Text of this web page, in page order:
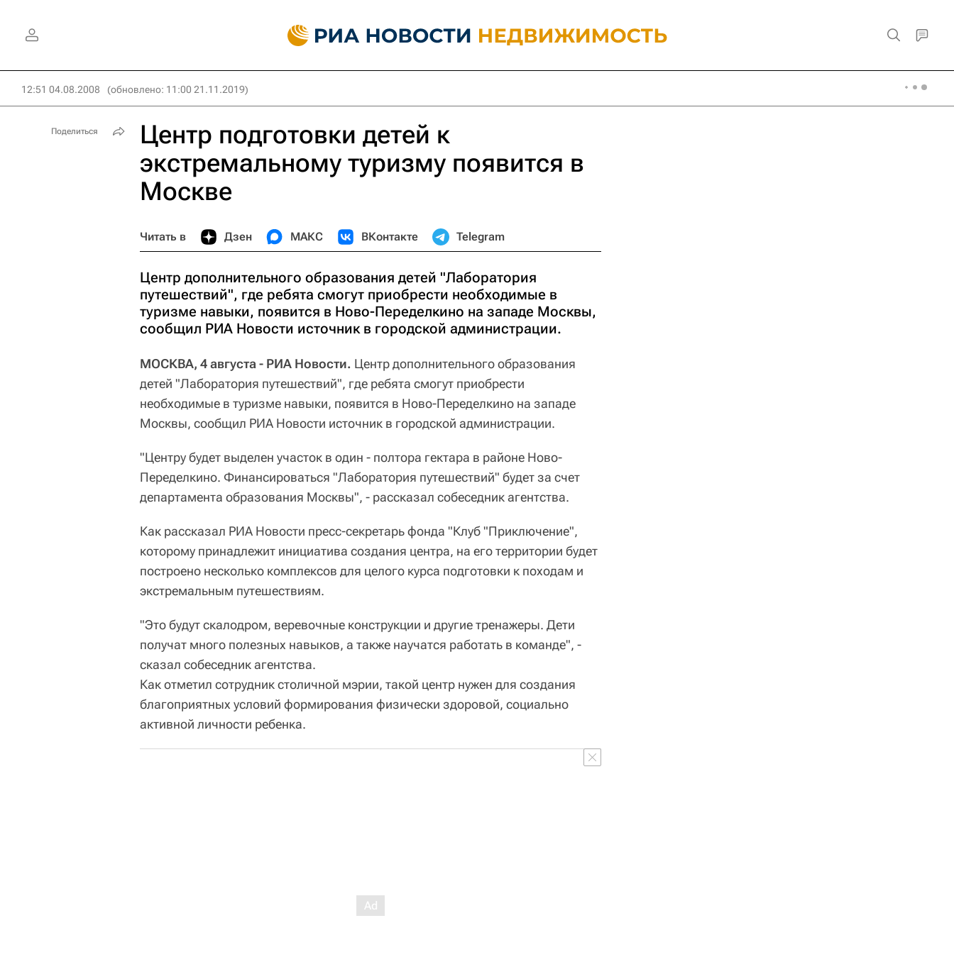
12:51 04.08.2008 (обновлено: 11:00 21.11.2019)
Центр подготовки детей к
экстремальному туризму появится в
Москве
Читать в Дзен МАКС ВКонтакте Telegram
Центр дополнительного образования детей "Лаборатория
путешествий", где ребята смогут приобрести необходимые в
туризме навыки, появится в Ново-Переделкино на западе Москвы,
сообщил РИА Новости источник в городской администрации.
МОСКВА, 4 августа - РИА Новости. Центр дополнительного образования
детей "Лаборатория путешествий", где ребята смогут приобрести
необходимые в туризме навыки, появится в Ново-Переделкино на западе
Москвы, сообщил РИА Новости источник в городской администрации.
"Центру будет выделен участок в один - полтора гектара в районе Ново-
Переделкино. Финансироваться "Лаборатория путешествий" будет за счет
департамента образования Москвы", - рассказал собеседник агентства.
Как рассказал РИА Новости пресс-секретарь фонда "Клуб "Приключение",
которому принадлежит инициатива создания центра, на его территории будет
построено несколько комплексов для целого курса подготовки к походам и
экстремальным путешествиям.
"Это будут скалодром, веревочные конструкции и другие тренажеры. Дети
получат много полезных навыков, а также научатся работать в команде", -
сказал собеседник агентства.
Как отметил сотрудник столичной мэрии, такой центр нужен для создания
благоприятных условий формирования физически здоровой, социально
активной личности ребенка.
Поделиться